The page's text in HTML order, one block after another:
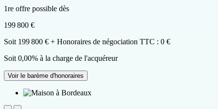
1re offre possible dès
199 800 €
Soit 199 800 € + Honoraires de négociation TTC : 0 €
Soit 0,00% à la charge de l'acquéreur
Voir le barème d'honoraires